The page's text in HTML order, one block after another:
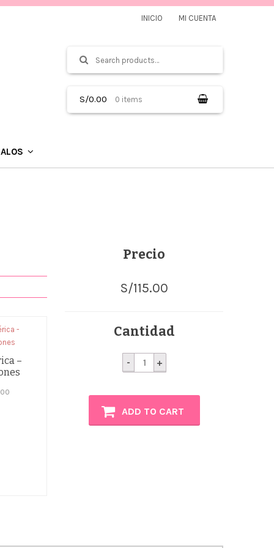
INICIO MI CUENTA
for:
SEARCH
S/0.00 0 items
–
Precio
S/115.00
Cantidad
Carmin
quantity
ADD TO CART